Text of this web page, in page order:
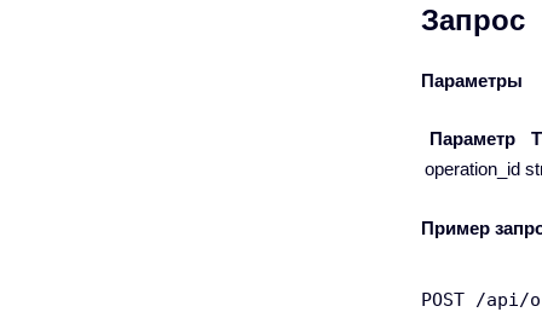
Запрос
Параметры
Параметр
operation_id
Пример
POST /api/